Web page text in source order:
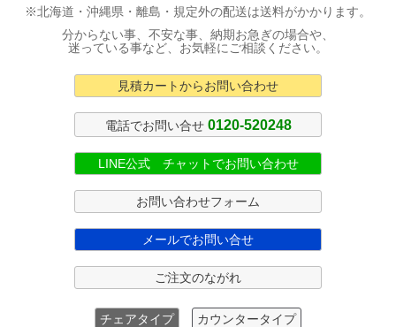
※北海道・沖縄県・離島・規定外の配送は送料がかかります。
分からない事、不安な事、納期お急ぎの場合や、
迷っている事など、お気軽にご相談ください。
見積カートからお問い合わせ
電話でお問い合せ 0120-520248
LINE公式 チャットでお問い合わせ
お問い合わせフォーム
メールでお問い合せ
ご注文のながれ
チェアタイプ カウンタータイプ